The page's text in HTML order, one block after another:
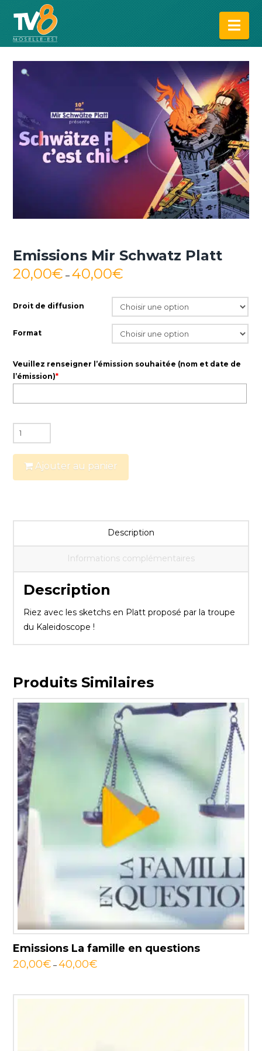
Emissions Mir Schwatz Platt
20,00€ –40,00€
Droit de diffusion
Format
Veuillez renseigner l’émission souhaitée (nom et date de
l’émission)*
quantité
de
Emissions
Schwatz
Ajouter au panier
Description
Informations complémentaires
Description
Riez avec les sketchs en Platt proposé par la troupe
du Kaleidoscope !
Produits Similaires
Emissions La famille en questions
20,00€ –40,00€